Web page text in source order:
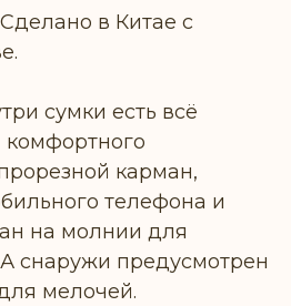
в Китае с
сумки есть всё
карман,
телефона и
на молнии для
снаружи предусмотрен
мелочей.